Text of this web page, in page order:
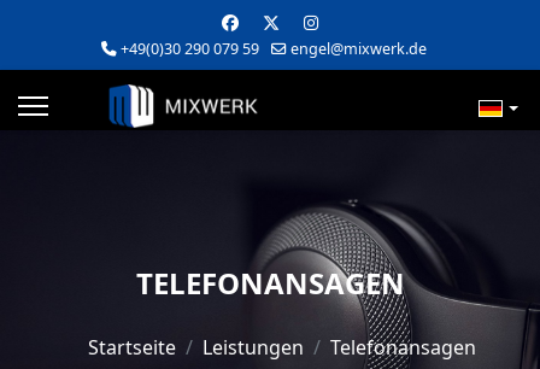
+49(0)30 290 079 59 engel@mixwerk.de
TELEFONANSAGEN
Startseite Leistungen Telefonansagen